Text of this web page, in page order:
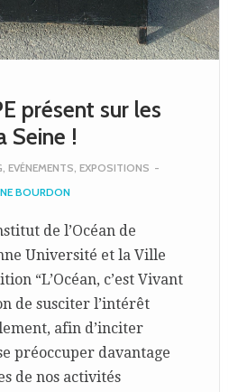
présent sur les
Seine !
, EVÉNEMENTS, EXPOSITIONS -
BOURDON
de l’Océan de
Université et la Ville
“L’Océan, c’est Vivant
de susciter l’intérêt
afin d’inciter
préoccuper davantage
de nos activités